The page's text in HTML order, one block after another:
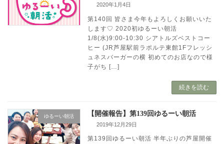
2020年1月4日
第140回 皆さま今年もよろしくお願いいた
します♡ 2020初ゆるーい朝活
1/8(水)9:00-10:30 シアトルズベストコー
ヒー (JR芦屋駅前ラポルテ東館1Fフレッシ
ュネスバーガーの横 初めてのお店なので様
子がち […]
続きを読む
ゆるーい朝活 【開催報告】第139回ゆるーい朝活
2019年12月29日
第139回ゆるーい朝活 半年ぶりの芦屋開催